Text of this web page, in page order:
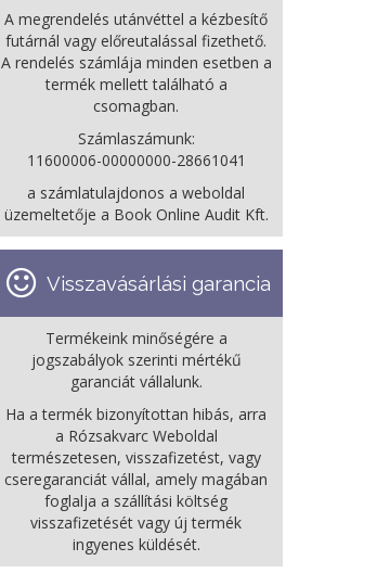
A megrendelés utánvéttel a kézbesítő
futárnál vagy előreutalással fizethető.
A rendelés számlája minden esetben a
termék mellett található a
csomagban.
Számlaszámunk:
11600006-00000000-28661041
a számlatulajdonos a weboldal
üzemeltetője a Book Online Audit Kft.
Visszavásárlási garancia
Termékeink minőségére a
jogszabályok szerinti mértékű
garanciát vállalunk.
Ha a termék bizonyítottan hibás, arra
a Rózsakvarc Weboldal
természetesen, visszafizetést, vagy
cseregaranciát vállal, amely magában
foglalja a szállítási költség
visszafizetését vagy új termék
ingyenes küldését.